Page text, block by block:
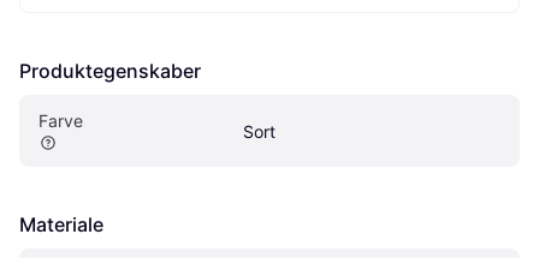
Produktegenskaber
Farve
Sort
Materiale